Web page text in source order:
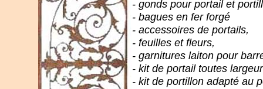
- gonds pour portail et
- bagues en fer forgé
- accessoires de portails,
- feuilles et fleurs,
- garnitures laiton pour
- kit de portail toutes
- kit de portillon adapté au